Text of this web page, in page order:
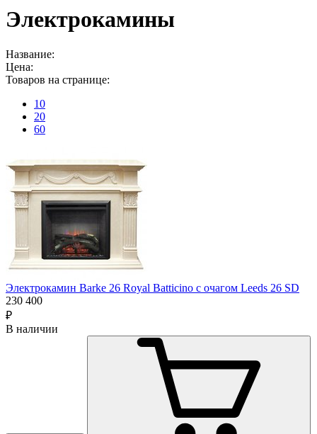
Электрокамины
Название:
Цена:
Товаров на странице:
10
20
60
Электрокамин Barke 26 Royal Batticino с очагом Leeds 26 SD
230 400
₽
В наличии